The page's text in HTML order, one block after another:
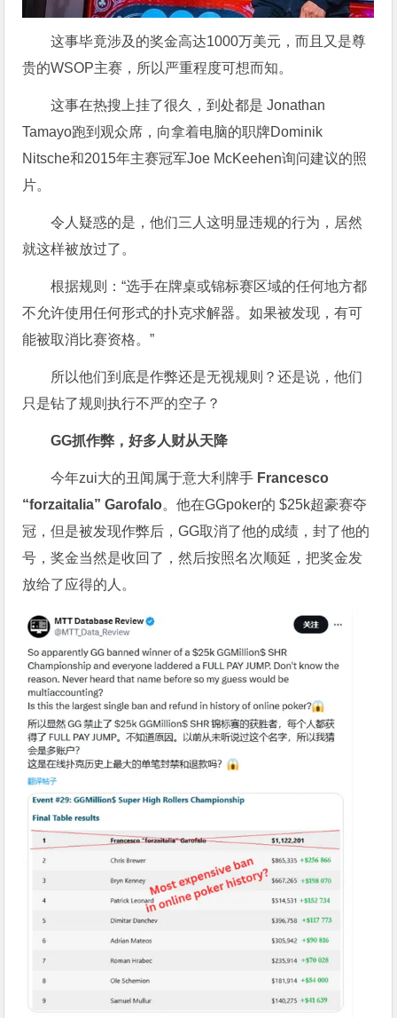
这事毕竟涉及的奖金高达1000万美元，而且又是尊
贵的WSOP主赛，所以严重程度可想而知。
这事在热搜上挂了很久
，到处都是 Jonathan
Tamayo跑到观众席，向拿着电脑的职牌Dominik
Nitsche和2015年主赛冠军Joe McKeehen询问建议的照
片。
令人疑惑的是，他们三人这明显违规的行为，居然
就这样被放过了。
根据规则：“选手在牌桌或锦标赛区域的任何地方都
不允许使用任何形式的扑克求解器。如果被发现，有可
能被取消比赛资格。”
所以他们到底是作弊还是无视规则？还是说，他们
只是钻了规则执行不严的空子？
GG抓作弊，好多人财从天降
今年zui大的丑闻属于意大利牌手 Francesco
“forzaitalia” Garofalo。他在GGpoker的 $25k超豪赛夺
冠，但是被发现作弊后，GG取消了他的成绩，封了他的
号，奖金当然是收回了，然后按照名次顺延，把奖金发
放给了应得的人。